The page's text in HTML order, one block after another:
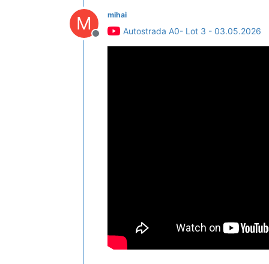
M
Deconectat
mihai
Autostrada A0- Lot 3 - 03.05.2026